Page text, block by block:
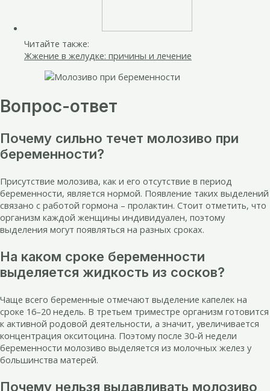
Читайте также:
Жжение в желудке: причины и лечение
Вопрос-ответ
Почему сильно течет молозиво при
беременности?
Присутствие молозива, как и его отсутствие в период
беременности, является нормой. Появление таких выделений
связано с работой гормона – пролактин. Стоит отметить, что
организм каждой женщины индивидуален, поэтому
выделения могут появляться на разных сроках.
На каком сроке беременности
выделяется жидкость из сосков?
Чаще всего беременные отмечают выделение капелек на
сроке 16–20 недель. В третьем триместре организм готовится
к активной родовой деятельности, а значит, увеличивается
концентрация окситоцина. Поэтому после 30-й недели
беременности молозиво выделяется из молочных желез у
большинства матерей.
Почему нельзя выдавливать молозиво